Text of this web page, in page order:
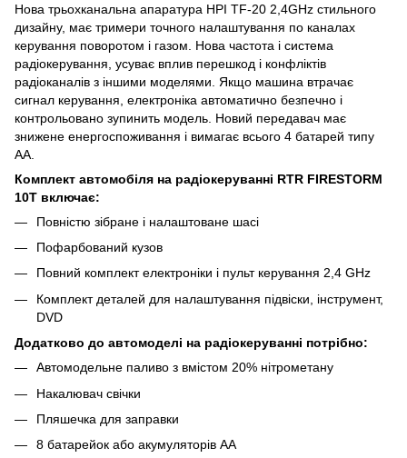
Нова трьохканальна апаратура HPI TF-20 2,4GHz стильного
дизайну, має тримери точного налаштування по каналах
керування поворотом і газом. Нова частота і система
радіокерування, усуває вплив перешкод і конфліктів
радіоканалів з іншими моделями. Якщо машина втрачає
сигнал керування, електроніка автоматично безпечно і
контрольовано зупинить модель. Новий передавач має
знижене енергоспоживання і вимагає всього 4 батарей типу
АА.
Комплект автомобіля на радіокеруванні RTR FIRESTORM
10T включає:
Повністю зібране і налаштоване шасі
Пофарбований кузов
Повний комплект електроніки і пульт керування 2,4 GHz
Комплект деталей для налаштування підвіски, інструмент,
DVD
Додатково до автомоделі на радіокеруванні потрібно:
Автомодельне паливо з вмістом 20% нітрометану
Накалювач свічки
Пляшечка для заправки
8 батарейок або акумуляторів AA